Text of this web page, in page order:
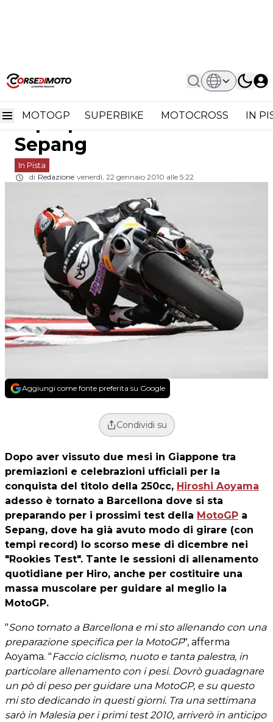
MOTOGP SUPERBIKE MOTOCROSS IN
Home In Pista
MotoGP: Hiroshi Aoyama Si Prepara Ai
MotoGP: Hiroshi Aoyama
si prepara ai test di
Sepang
In Pista
di Redazione venerdì, 22 gennaio 2010 alle 5:22
Aggiungi come fonte preferita su Google
Condividi su
Dopo aver vissuto due mesi in Giappone tra
premiazioni e celebrazioni ufficiali per la
conquista del titolo della 250cc, Hiroshi Aoyama
adesso è tornato a Barcellona dove si sta
preparando per i prossimi test della MotoGP a
Sepang, dove ha già avuto modo di girare (con
tempi record) lo scorso mese di dicembre nei
"Rookies Test". Tante le sessioni di allenamento
quotidiane per Hiro, anche per costituire una
massa muscolare per guidare al meglio la
MotoGP.
"Sono tornato a Barcellona e mi sto allenando con una
preparazione specifica per la MotoGP", afferma
Aoyama. "Faccio ciclismo, nuoto e tanta palestra, in
particolare allenamento con i pesi. Dovrò guadagnare
un pò di peso per guidare una MotoGP, e su questo
mi sto dedicando in questi giorni. Tra una settimana
sarò in Malesia per i primi test 2010, arriverò in anticipo